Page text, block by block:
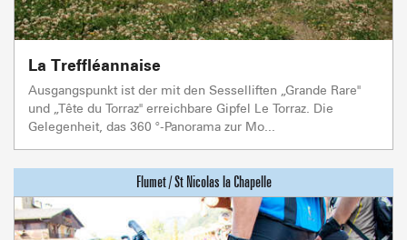
La Treffléannaise
Ausgangspunkt ist der mit den Sesselliften „Grande Rare"
und „Tête du Torraz" erreichbare Gipfel Le Torraz. Die
Gelegenheit, das 360 °-Panorama zur Mo...